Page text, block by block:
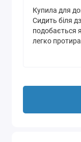
Купила для
Сидить біля
подобається
легко